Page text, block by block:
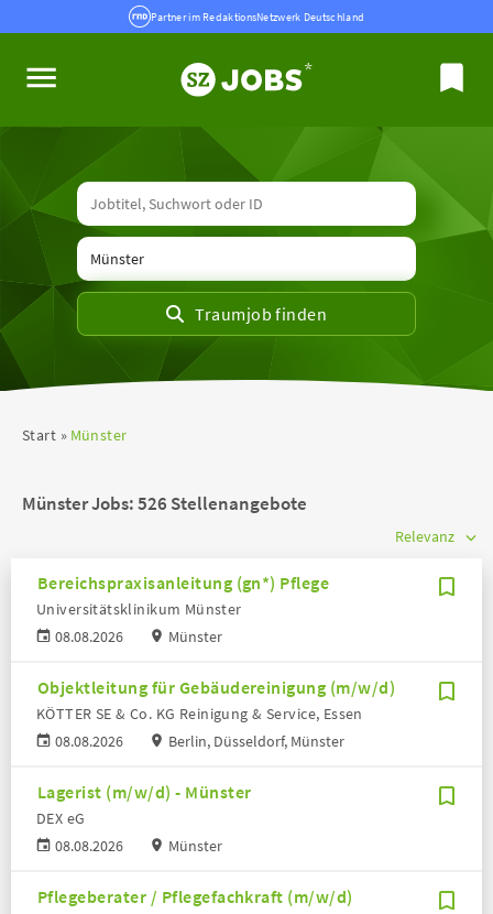
Partner im RedaktionsNetzwerk Deutschland
Start Münster
Münster Jobs:526 Stellenangebote
Bereichspraxisanleitung (gn*) Pflege
08.08.2026
Universitätsklinikum Münster
Münster
Objektleitung für Gebäudereinigung (m/w/d)
08.08.2026
KÖTTER SE & Co. KG Reinigung & Service, Essen
Berlin, Düsseldorf, Münster
Lagerist (m/w/d) - Münster
08.08.2026
DEX eG
Münster
Pflegeberater / Pflegefachkraft (m/w/d)